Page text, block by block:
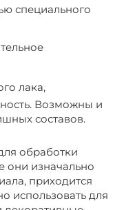
специального
лака,
Возможны и
составов.
обработки
они изначально
приходится
использовать для